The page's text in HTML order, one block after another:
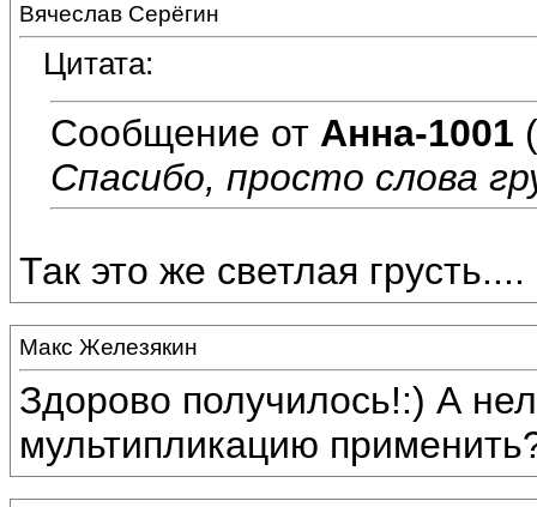
Вячеслав Серёгин
Цитата:
Сообщение от Анна-1001
Спасибо, просто слова
Так это же светлая грусть....
Макс Железякин
Здорово получилось!:) А
мультипликацию